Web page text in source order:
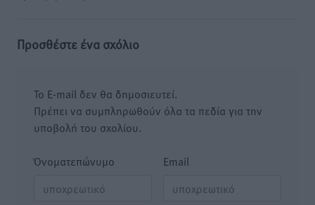
Προσθέστε ένα σχόλιο
Το E-mail δεν θα δημοσιευτεί.
Πρέπει να συμπληρωθούν όλα τα πεδία για την
υποβολή του σχολίου.
Όνοματεπώνυμο Email